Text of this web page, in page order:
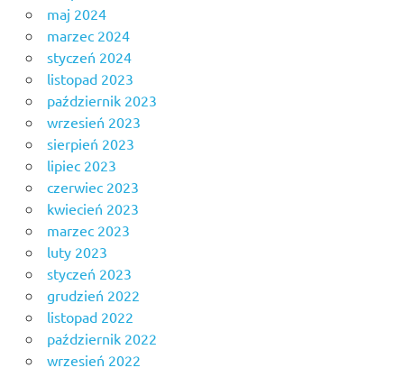
maj 2024
marzec 2024
styczeń 2024
listopad 2023
październik 2023
wrzesień 2023
sierpień 2023
lipiec 2023
czerwiec 2023
kwiecień 2023
marzec 2023
luty 2023
styczeń 2023
grudzień 2022
listopad 2022
październik 2022
wrzesień 2022